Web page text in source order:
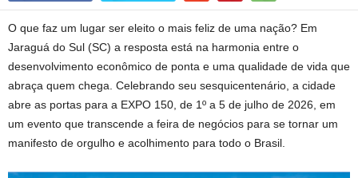
O que faz um lugar ser eleito o mais feliz de uma nação? Em
Jaraguá do Sul (SC) a resposta está na harmonia entre o
desenvolvimento econômico de ponta e uma qualidade de vida que
abraça quem chega. Celebrando seu sesquicentenário, a cidade
abre as portas para a EXPO 150, de 1º a 5 de julho de 2026, em
um evento que transcende a feira de negócios para se tornar um
manifesto de orgulho e acolhimento para todo o Brasil.